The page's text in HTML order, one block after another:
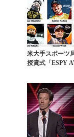
米大手スポーツ
授賞式「ESPY